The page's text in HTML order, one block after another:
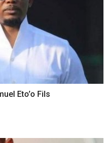
Eto’o Fils